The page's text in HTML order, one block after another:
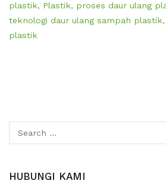
plastik, Plastik, proses daur ulang
teknologi daur ulang sampah plastik,
plastik
for:
HUBUNGI KAMI